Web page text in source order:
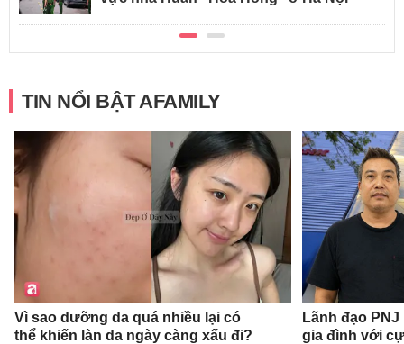
TIN NỔI BẬT AFAMILY
Vì sao dưỡng da quá nhiều lại có
thể khiến làn da ngày càng xấu đi?
Lãnh đạo
gia đình với